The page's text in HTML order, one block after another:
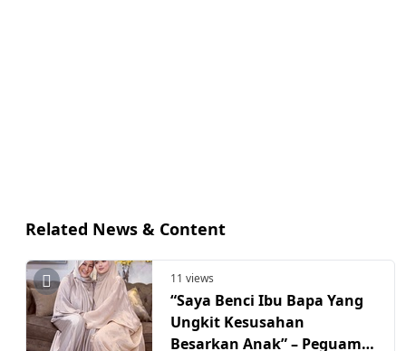
Related News & Content
11 views
“Saya Benci Ibu Bapa Yang
Ungkit Kesusahan
Besarkan Anak” – Peguam